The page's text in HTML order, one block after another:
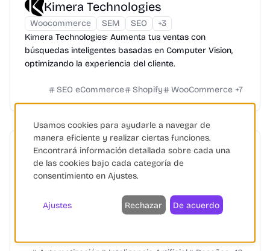
Kimera Technologies
Woocommerce SEM SEO +3
Kimera Technologies: Aumenta tus ventas con
búsquedas inteligentes basadas en Computer Vision,
optimizando la experiencia del cliente.
SEO eCommerce Shopify WooCommerce +7
Maze
Creación de Apps
SEO
Maze: plataforma de investigación de usuarios que
ofrece insights rápidos para el desarrollo de productos,
Usamos cookies para ayudarle a navegar de
manera eficiente y realizar ciertas funciones.
Encontrará información detallada sobre cada una
de las cookies bajo cada categoría de
consentimiento en Ajustes.
Ajustes Rechazar De acuerdo